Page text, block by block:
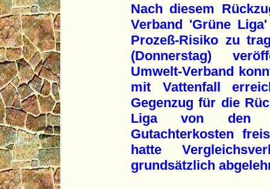
Nach diesem
Verband 'Grüne
Prozeß-Risiko zu
(Donnerstag)
Umwelt-Verband
mit Vattenfall
Gegenzug für die
Liga von den
Gutachterkosten
hatte
grundsätzlich